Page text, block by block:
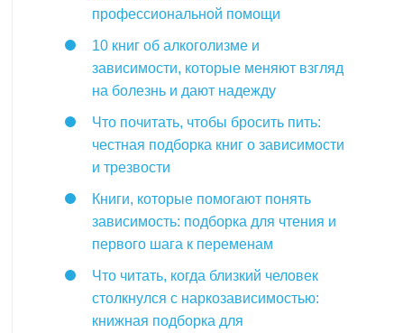
профессиональной помощи
10 книг об алкоголизме и
зависимости, которые меняют взгляд
на болезнь и дают надежду
Что почитать, чтобы бросить пить:
честная подборка книг о зависимости
и трезвости
Книги, которые помогают понять
зависимость: подборка для чтения и
первого шага к переменам
Что читать, когда близкий человек
столкнулся с наркозависимостью:
книжная подборка для